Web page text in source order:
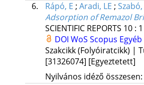
6.
Rápó, E ; Aradi, LE ;
Adsorption of Remazol
SCIENTIFIC REPORTS 10: 1
DOI WoS Scopus Egyéb
Szakcikk (Folyóiratcikk) |
[31326074] [Egyeztetett]
Nyilvános idéző